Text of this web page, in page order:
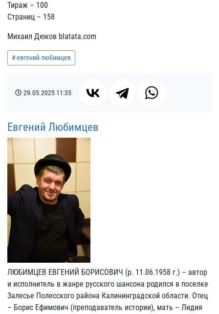
Тираж – 100
Страниц – 158
Михаил Дюков blatata.com
евгений любимцев
29.05.2025 11:35
Евгений Любимцев
ЛЮБИМЦЕВ ЕВГЕНИЙ БОРИСОВИЧ (р. 11.06.1958 г.) – автор
и исполнитель в жанре русского шансона родился в поселке
Залесье Полесского района Калининградской области. Отец
– Борис Ефимович (преподаватель истории), мать – Лидия